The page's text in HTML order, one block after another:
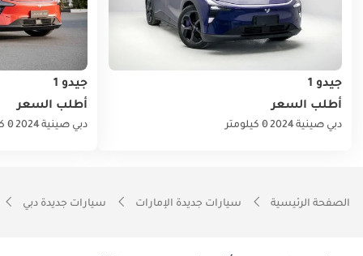
جيدو 1
أطلب السعر
دبي صينية20240 كيلومتر
جيدو 1
أطلب السعر
دبي صينية20240 كيلومتر
الصفحة الرئيسية سيارات جديدة الإمارات سيارات جديدة دبي